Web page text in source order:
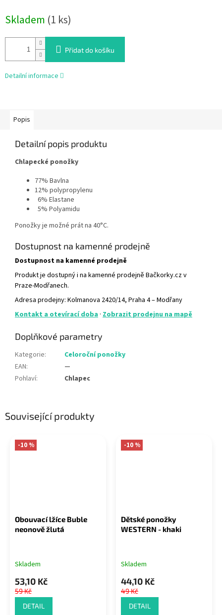
cena:
Skladem (1 ks)
Přidat do košíku
Detailní informace
Související produkty
-10 %
Obouvací lžíce Buble
neonově žlutá
Skladem
53,10 Kč
59 Kč
DETAIL
-10 %
Dětské ponožky
WESTERN - khaki
Skladem
44,10 Kč
49 Kč
DETAIL
Popis
Detailní popis produktu
Chlapecké ponožky
77% Bavlna
12% polypropylenu
6% Elastane
5% Polyamidu
Ponožky je možné prát na 40°C.
Dostupnost na kamenné prodejně
Dostupnost na kamenné prodejně
Produkt je dostupný i na kamenné prodejně Bačkorky.cz v
Praze-Modřanech.
Adresa prodejny: Kolmanova 2420/14, Praha 4 – Modřany
Kontakt a otevírací doba · Zobrazit prodejnu na mapě
Doplňkové parametry
Kategorie:
Celoroční ponožky
EAN:
—
Pohlaví: Chlapec